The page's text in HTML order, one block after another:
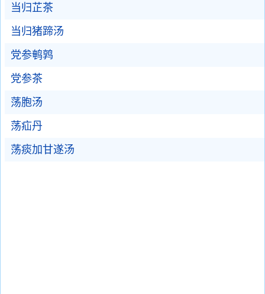
当归芷茶
当归猪蹄汤
党参鹌鹑
党参茶
荡胞汤
荡疝丹
荡痰加甘遂汤